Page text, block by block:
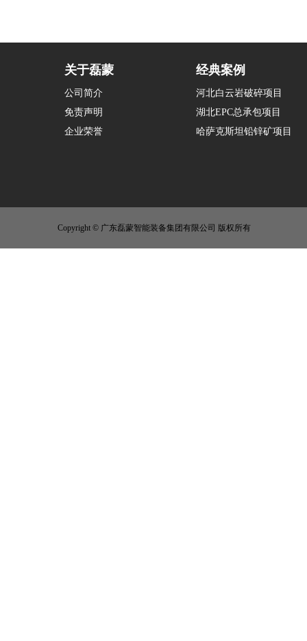
关于磊蒙
公司简介
免责声明
企业荣誉
经典案例
河北白云岩破碎项目
湖北EPC总承包项目
哈萨克斯坦铅锌矿项目
Copyright © 广东磊蒙智能装备集团有限公司 版权所有